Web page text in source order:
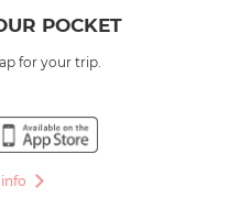
POCKET
for your trip.